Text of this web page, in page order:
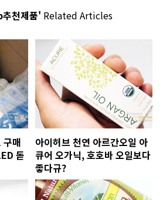
천제품' Related Articles
구매
돋
아이허브 천연 아르간오일 아
큐어 오가닉, 호호바 오일보다
좋다규?